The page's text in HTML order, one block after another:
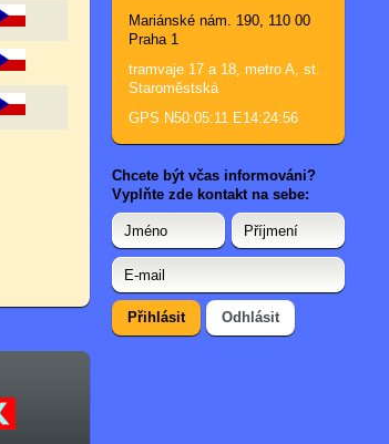
Mariánské nám. 190, 110 00
Praha 1
tramvaje 17 a 18, metro A, st.
Staroměstská
GPS N50:05:11 E14:24:56
Chcete být včas informováni?
Vyplňte zde kontakt na sebe: